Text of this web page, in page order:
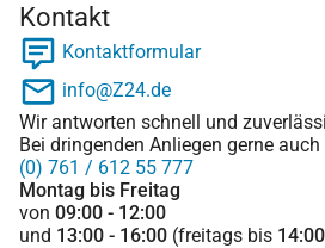
Kontakt
Kontaktformular
info@Z24.de
Wir antworten schnell und
Bei dringenden Anliegen gerne
(0) 761 / 612 55 777
Montag bis Freitag
von 09:00 - 12:00
und 13:00 - 16:00 (freitags bis 14:00